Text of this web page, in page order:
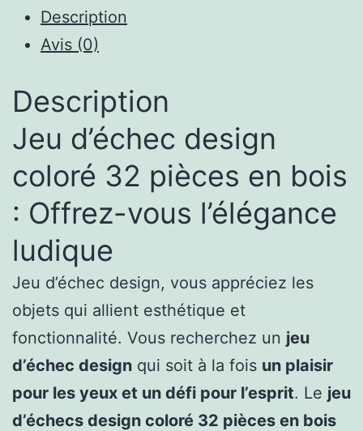
Pièces
Bois
Artistique
Description
Avis (0)
Description
Jeu d’échec design
coloré 32 pièces en bois
: Offrez-vous l’élégance
ludique
Jeu d’échec design, vous appréciez les
objets qui allient esthétique et
fonctionnalité. Vous recherchez un jeu
d’échec design qui soit à la fois un plaisir
pour les yeux et un défi pour l’esprit. Le jeu
d’échecs design coloré 32 pièces en bois